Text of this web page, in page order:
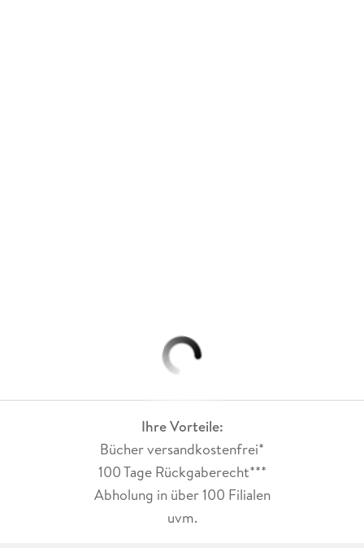
Ihre Vorteile:
Bücher versandkostenfrei*
100 Tage Rückgaberecht***
Abholung in über 100 Filialen
uvm.